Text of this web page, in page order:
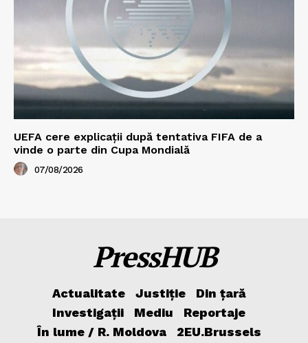
UEFA cere explicații după tentativa FIFA de a
vinde o parte din Cupa Mondială
07/08/2026
PressHUB
Actualitate Justiție
Din țară
Investigații
Mediu
Reportaje
În lume / R. Moldova
2EU.Brussels